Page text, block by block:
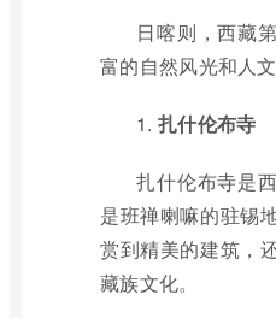
日喀则，西藏
富的自然风光和人文
1. 扎什伦布寺
扎什伦布寺是
是班禅喇嘛的驻锡
赏到精美的建筑，
藏族文化。